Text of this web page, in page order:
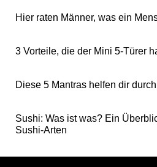
Hier raten Männer, was ein
3 Vorteile, die der Mini 5-Türer
Diese 5 Mantras helfen dir
Sushi: Was ist was? Ein
Sushi-Arten